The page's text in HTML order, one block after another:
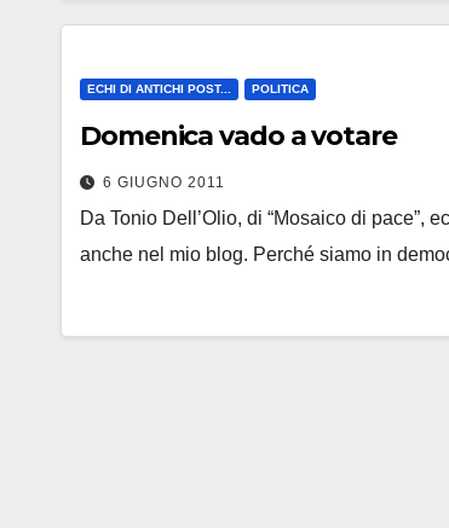
ECHI DI ANTICHI POST... POLITICA
Domenica vado a votare
6 GIUGNO 2011
Da Tonio Dell’Olio, di “Mosaico di pace”,
anche nel mio blog. Perché siamo in